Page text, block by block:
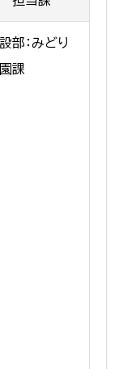
部：みどり
課